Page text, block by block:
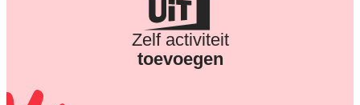
Zelf activiteit
toevoegen